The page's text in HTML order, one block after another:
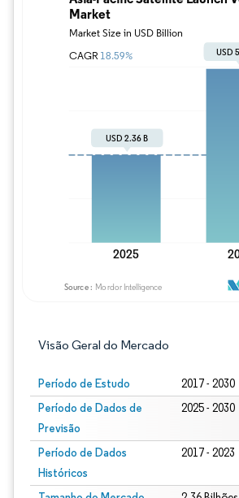
Visão Geral do Mercado
Período de Estudo 2017 - 2030
Período de Dados de
Previsão
2025 - 2030
Período de Dados
Históricos
2017 - 2023
Imagem ©